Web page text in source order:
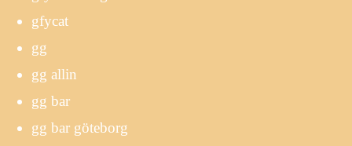
gfycat
gg
gg allin
gg bar
gg bar göteborg